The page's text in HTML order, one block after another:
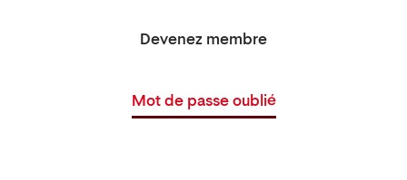
Devenez membre
Mot de passe oublié